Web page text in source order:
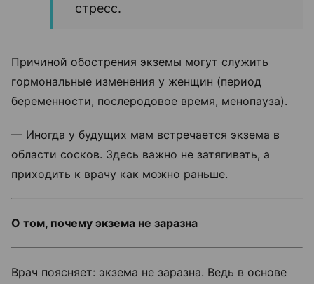
стресс.
Причиной обострения экземы могут служить
гормональные изменения у женщин (период
беременности, послеродовое время, менопауза).
— Иногда у будущих мам встречается экзема в
области сосков. Здесь важно не затягивать, а
приходить к врачу как можно раньше.
О том, почему экзема не заразна
Врач поясняет: экзема не заразна. Ведь в основе